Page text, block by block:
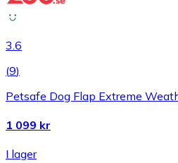
3.6
(9)
Petsafe Dog Flap Extreme
1 099 kr
I lager